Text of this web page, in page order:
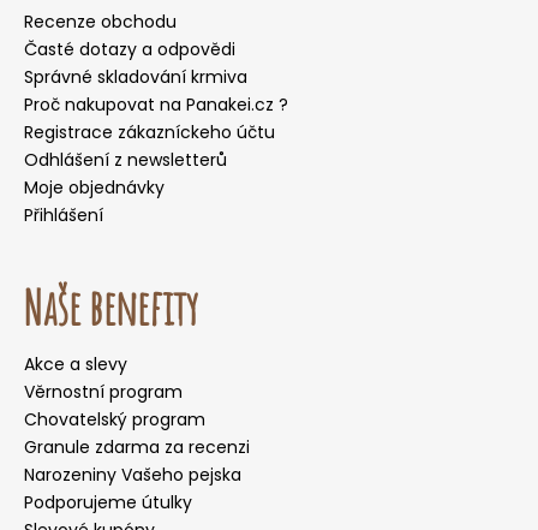
Recenze obchodu
Časté dotazy a odpovědi
Správné skladování krmiva
Proč nakupovat na Panakei.cz ?
Registrace zákazníckeho účtu
Odhlášení z newsletterů
Moje objednávky
Přihlášení
Naše benefity
Akce a slevy
Věrnostní program
Chovatelský program
Granule zdarma za recenzi
Narozeniny Vašeho pejska
Podporujeme útulky